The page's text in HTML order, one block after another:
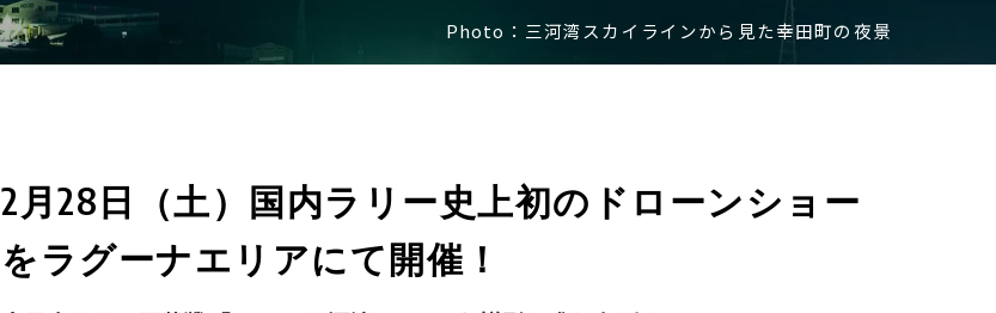
Photo：三河湾スカイラインから見た幸田町の夜景
2月28日（土）国内ラリー史上初のドローンショー
をラグーナエリアにて開催！